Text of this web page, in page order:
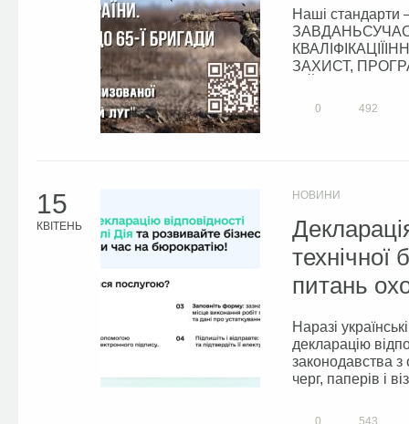
Наші
ЗАХИСТ,
0 492
15
КВІТЕНЬ
НОВИНИ
технічної
питань
Наразі
декларацію
законодавства з
черг, паперів і
0 543